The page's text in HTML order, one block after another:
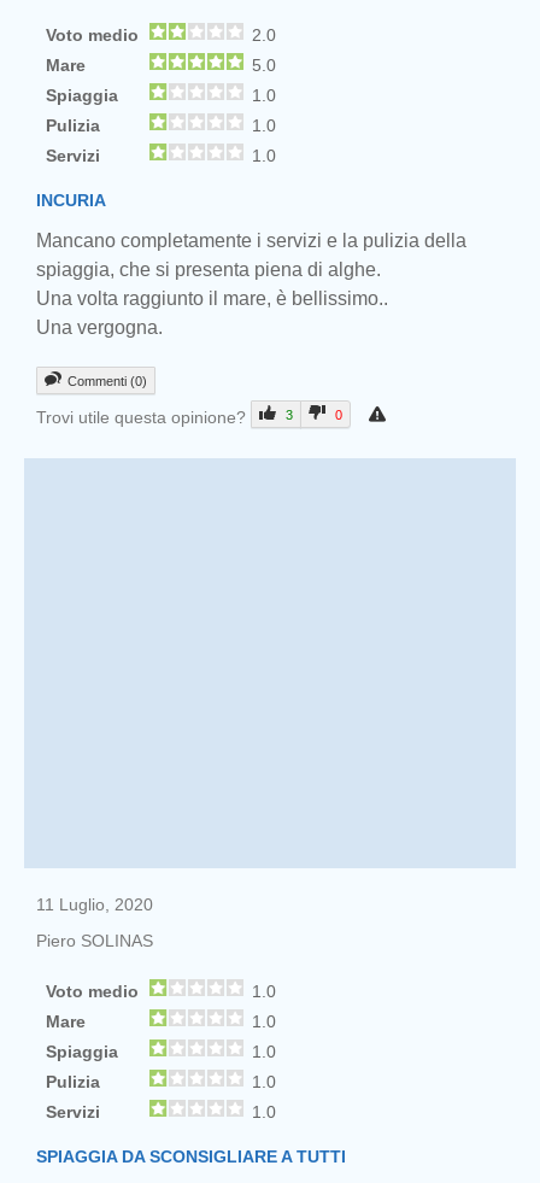
Voto medio
2.0
Mare
5.0
Spiaggia
1.0
Pulizia
1.0
Servizi
1.0
INCURIA
Mancano completamente i servizi e la pulizia della
spiaggia, che si presenta piena di alghe.
Una volta raggiunto il mare, è bellissimo..
Una vergogna.
Commenti (0)
Trovi utile questa opinione? 3 0
11 Luglio, 2020
Piero SOLINAS
Voto medio
1.0
Mare
1.0
Spiaggia
1.0
Pulizia
1.0
Servizi
1.0
SPIAGGIA DA SCONSIGLIARE A TUTTI